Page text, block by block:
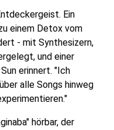
Ein
einem Detox vom
- mit Synthesizern,
und einer
erinnert. "Ich
alle Songs hinweg
hörbar, der